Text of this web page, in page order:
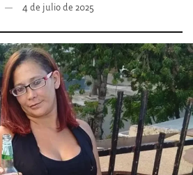
4 de julio de 2025